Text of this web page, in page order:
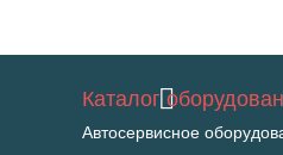
Каталог
Автосервисное